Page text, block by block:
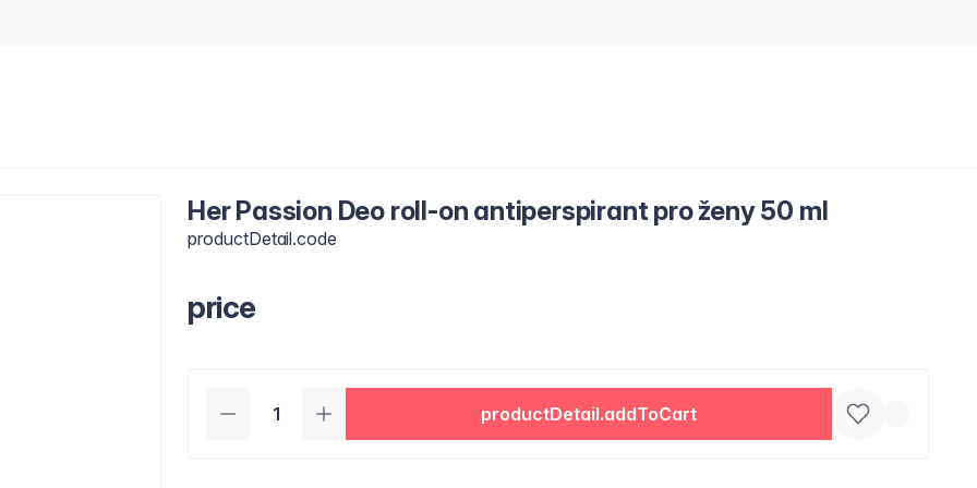
Her Passion Deo roll-on antiperspirant pro ženy 50 ml
productDetail.code
price
productDetail.addToCart